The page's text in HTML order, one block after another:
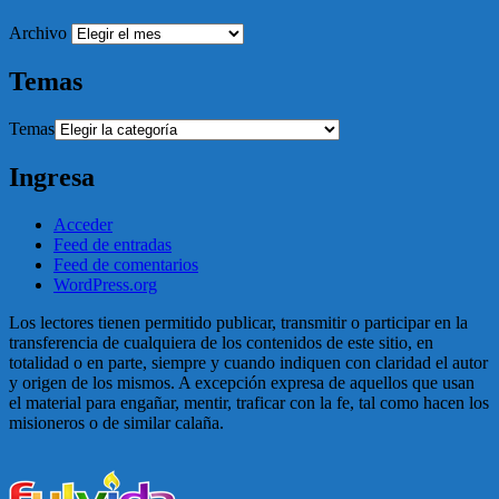
Archivo
Temas
Temas
Ingresa
Acceder
Feed de entradas
Feed de comentarios
WordPress.org
Los lectores tienen permitido publicar, transmitir o participar en la
transferencia de cualquiera de los contenidos de este sitio, en
totalidad o en parte, siempre y cuando indiquen con claridad el autor
y origen de los mismos. A excepción expresa de aquellos que usan
el material para engañar, mentir, traficar con la fe, tal como hacen los
misioneros o de similar calaña.